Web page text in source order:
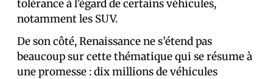
tolérance à l’égard de certains véhicules,
notamment les SUV.
De son côté, Renaissance ne s’étend pas
beaucoup sur cette thématique qui se résume à
une promesse : dix millions de véhicules